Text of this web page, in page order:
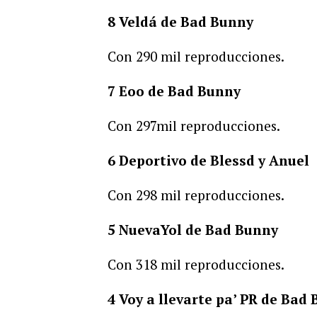
8 Veldá de Bad Bunny
Con 290 mil reproducciones.
7 Eoo de Bad Bunny
Con 297mil reproducciones.
6 Deportivo de Blessd y Anuel
Con 298 mil reproducciones.
5 NuevaYol de Bad Bunny
Con 318 mil reproducciones.
4 Voy a llevarte pa’ PR de Bad